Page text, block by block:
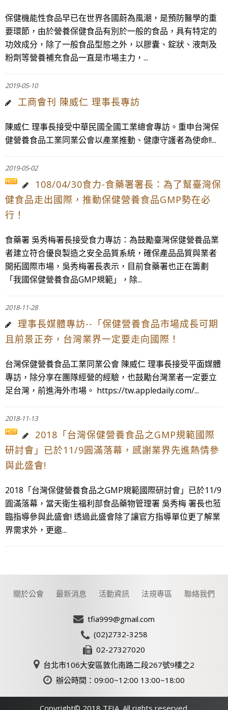
保健機能性食品早已在世界各國蔚為風潮，是預防醫學的重
要環節，由於營養保健食品有別於一般的食品，具有特定的
功效成分，除了一般食品型態之外，以膠囊、錠狀、液劑及
粉劑等營養補充食品一直是市場主力，...
2019-05-10
工商會刊 陳威仁 理事長專訪
陳威仁 理事長接受中華民國全國工業總會專訪。重申台灣保
健營養食品工業同業公會以產業推動、健康守護者為使命!!...
2019-05-02
108/04/30食力-食藥署署長：為了幫臺灣保
健食品走出國際，推動保健營養食品GMP勢在必
行！
食藥署 吳秀梅署長接受食力專訪：為鼓勵臺灣保健營養品業
者建立符合優良製造之安全品質系統，確保產品品質與業者
開拓國際市場，吳秀梅署長表示，目前食藥署也正在籌劃
「我國保健營養食品GMP規範」，除...
2018-11-28
理事長媒體專訪--「保健營養食品市場成長可期
且前景正夯，台灣業界一定要走向國際！
台灣保健營養食品工業同業公會 陳威仁 理事長接受平面媒體
專訪，除分享在團隊經營的經驗，也鼓勵台灣業者一定要立
足台灣，前進海外市場。 https://tw.appledaily.com/...
2018-11-13
2018「台灣保健營養食品之GMP規範國際
研討會」已於11/9圓滿落幕，感謝業界先進熱情參
與此盛會!
2018「台灣保健營養食品之GMP規範國際研討會」已於11/9
圓滿落幕，當天衛生福利部食品藥物管理署 吳秀梅 署長也蒞
臨指導參與此盛會! 透過此盛會除了讓官方指導單位更了解業
界需求外，更邀...
關於公會 最新消息 活動資訊 法規專區 聯絡我們
tfia999@gmail.com
(02)2732-3258
02-27327020
台北市106大安區敦化南路二段267號9樓之2
辦公時間：09:00~12:00 13:00~18:00